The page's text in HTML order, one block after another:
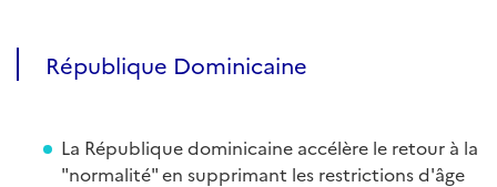
République Dominicaine
La République dominicaine accélère le retour à la
"normalité" en supprimant les restrictions d'âge